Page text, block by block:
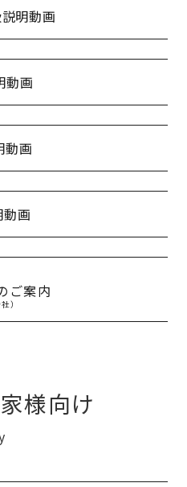
明動画
動画
動画
画
ご案内
）
様向け